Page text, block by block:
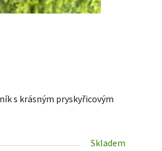
s krásným pryskyřicovým
Skladem